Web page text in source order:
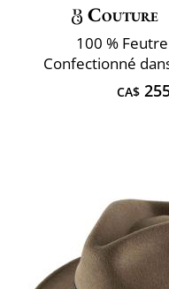
Couture
100 %
Confectionné
CA$